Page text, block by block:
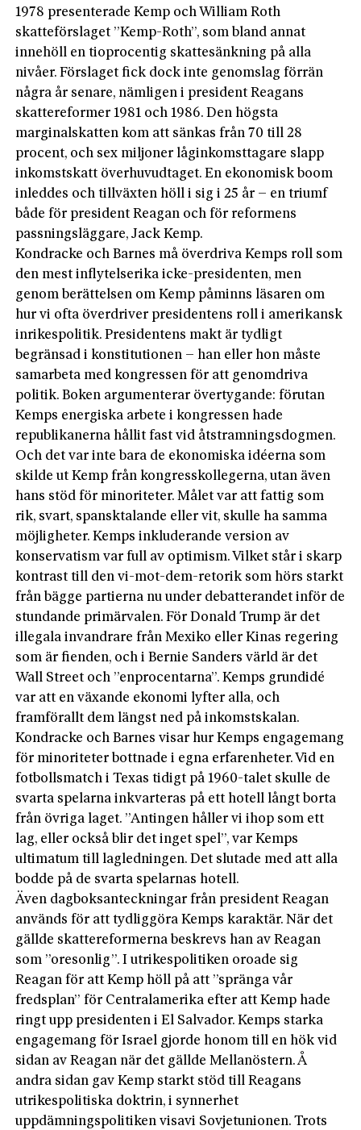
1978 presenterade Kemp och William Roth
skatteförslaget ”Kemp-Roth”, som bland annat
innehöll en tioprocentig skattesänkning på alla
nivåer. Förslaget fick dock inte genomslag förrän
några år senare, nämligen i president Reagans
skattereformer 1981 och 1986. Den högsta
marginalskatten kom att sänkas från 70 till 28
procent, och sex miljoner låginkomsttagare slapp
inkomstskatt överhuvudtaget. En ekonomisk boom
inleddes och tillväxten höll i sig i 25 år – en triumf
både för president Reagan och för reformens
passningsläggare, Jack Kemp.
Kondracke och Barnes må överdriva Kemps roll som
den mest inflytelserika icke-presidenten, men
genom berättelsen om Kemp påminns läsaren om
hur vi ofta överdriver presidentens roll i amerikansk
inrikespolitik. Presidentens makt är tydligt
begränsad i konstitutionen – han eller hon måste
samarbeta med kongressen för att genomdriva
politik. Boken argumenterar övertygande: förutan
Kemps energiska arbete i kongressen hade
republikanerna hållit fast vid åtstramningsdogmen.
Och det var inte bara de ekonomiska idéerna som
skilde ut Kemp från kongresskollegerna, utan även
hans stöd för minoriteter. Målet var att fattig som
rik, svart, spansktalande eller vit, skulle ha samma
möjligheter. Kemps inkluderande version av
konservatism var full av optimism. Vilket står i skarp
kontrast till den vi-mot-dem-retorik som hörs starkt
från bägge partierna nu under debatterandet inför de
stundande primärvalen. För Donald Trump är det
illegala invandrare från Mexiko eller Kinas regering
som är fienden, och i Bernie Sanders värld är det
Wall Street och ”enprocentarna”. Kemps grundidé
var att en växande ekonomi lyfter alla, och
framförallt dem längst ned på inkomstskalan.
Kondracke och Barnes visar hur Kemps engagemang
för minoriteter bottnade i egna erfarenheter. Vid en
fotbollsmatch i Texas tidigt på 1960-talet skulle de
svarta spelarna inkvarteras på ett hotell långt borta
från övriga laget. ”Antingen håller vi ihop som ett
lag, eller också blir det inget spel”, var Kemps
ultimatum till lagledningen. Det slutade med att alla
bodde på de svarta spelarnas hotell.
Även dagboksanteckningar från president Reagan
används för att tydliggöra Kemps karaktär. När det
gällde skattereformerna beskrevs han av Reagan
som ”oresonlig”. I utrikespolitiken oroade sig
Reagan för att Kemp höll på att ”spränga vår
fredsplan” för Centralamerika efter att Kemp hade
ringt upp presidenten i El Salvador. Kemps starka
engagemang för Israel gjorde honom till en hök vid
sidan av Reagan när det gällde Mellanöstern. Å
andra sidan gav Kemp starkt stöd till Reagans
utrikespolitiska doktrin, i synnerhet
uppdämningspolitiken visavi Sovjetunionen. Trots